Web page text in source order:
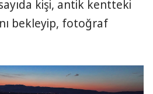
kişi, antik kentteki
bekleyip, fotoğraf